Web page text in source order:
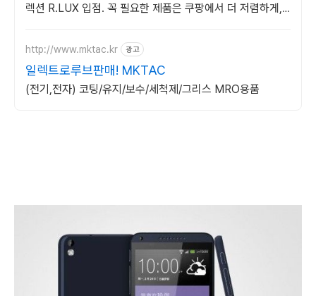
렉션 R.LUX 입점. 꼭 필요한 제품은 쿠팡에서 더 저렴하게,
http://www.mktac.kr 광고
일렉트로루브판매! MKTAC
(전기,전자) 코팅/유지/보수/세척제/그리스 MRO용품